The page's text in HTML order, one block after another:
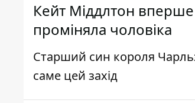
Кейт Міддлтон
проміняла чоловіка
Старший син короля
саме цей захід